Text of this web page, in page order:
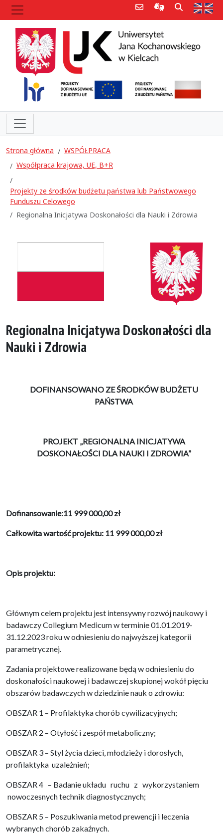
Poczta e-mailInformacje dla
Szukaj
Strona główna
WSPÓŁPRACA
Współpraca krajowa, UE, B+R
Projekty ze środków budżetu państwa lub Państwowego
Funduszu Celowego
Regionalna Inicjatywa Doskonałości dla Nauki i Zdrowia
Regionalna Inicjatywa Doskonałości dla
Nauki i Zdrowia
DOFINANSOWANO ZEŚRODKÓW BUDŻETU
PAŃSTWA
PROJEKT „REGIONALNA INICJATYWA
DOSKONAŁOŚCI DLA NAUKI I ZDROWIA”
Dofinansowanie:11 999 000,00 zł
Całkowita wartość projektu: 11 999 000,00 zł
Opis projektu:
Głównym celem projektu jest intensywny rozwój naukowy i
badawczy Collegium Medicum w terminie 01.01.2019-
31.12.2023 roku w odniesieniu do najwyższej kategorii
parametrycznej.
Zadania projektowe realizowane będą w odniesieniu do
doskonałości naukowej i badawczej skupionej wokół pięciu
obszarów badawczych w dziedzinie nauk o zdrowiu:
OBSZAR 1 – Profilaktyka chorób cywilizacyjnych;
OBSZAR 2 – Otyłość i zespół metaboliczny;
OBSZAR 3 – Styl życia dzieci, młodzieży i dorosłych,
profilaktyka uzależnień;
OBSZAR 4 – Badanie układu ruchu z wykorzystaniem
nowoczesnych technik diagnostycznych;
OBSZAR 5 – Poszukiwania metod prewencji i leczenia
wybranych chorób zakaźnych.